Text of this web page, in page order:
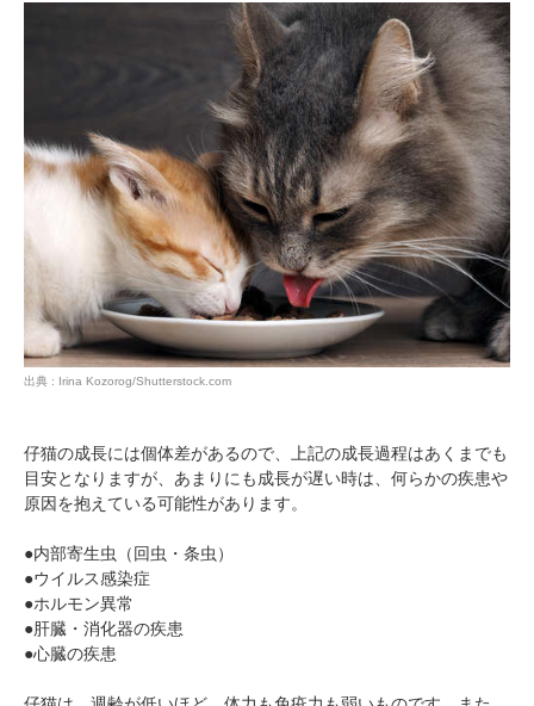
出典 : Irina Kozorog/Shutterstock.com
仔猫の成長には個体差があるので、上記の成長過程はあくまでも
目安となりますが、あまりにも成長が遅い時は、何らかの疾患や
原因を抱えている可能性があります。
●内部寄生虫（回虫・条虫）
●ウイルス感染症
●ホルモン異常
●肝臓・消化器の疾患
●心臓の疾患